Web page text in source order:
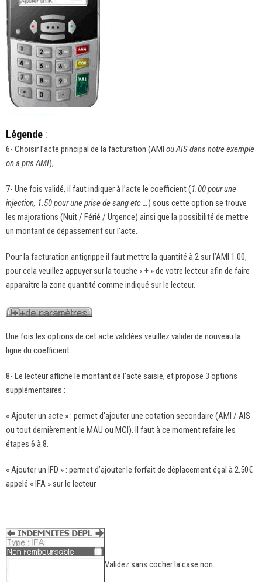
Légende :
6- Choisir l’acte principal de la facturation (AMI ou AIS dans notre exemple
on a pris AMI),
7- Une fois validé, il faut indiquer à l’acte le coefficient (1.00 pour une
injection, 1.50 pour une prise de sang etc …) sous cette option se trouve
les majorations (Nuit / Férié / Urgence) ainsi que la possibilité de mettre
un montant de dépassement sur l’acte.
Pour la facturation antigrippe il faut mettre la quantité à 2 sur l’AMI 1.00,
pour cela veuillez appuyer sur la touche « + » de votre lecteur afin de faire
apparaître la zone quantité comme indiqué sur le lecteur.
Une fois les options de cet acte validées veuillez valider de nouveau la
ligne du coefficient.
8- Le lecteur affiche le montant de l’acte saisie, et propose 3 options
supplémentaires :
« Ajouter un acte » : permet d’ajouter une cotation secondaire (AMI / AIS
ou tout dernièrement le MAU ou MCI). Il faut à ce moment refaire les
étapes 6 à 8.
« Ajouter un IFD » : permet d’ajouter le forfait de déplacement égal à 2.50€
appelé « IFA » sur le lecteur.
Validez sans cocher la case non